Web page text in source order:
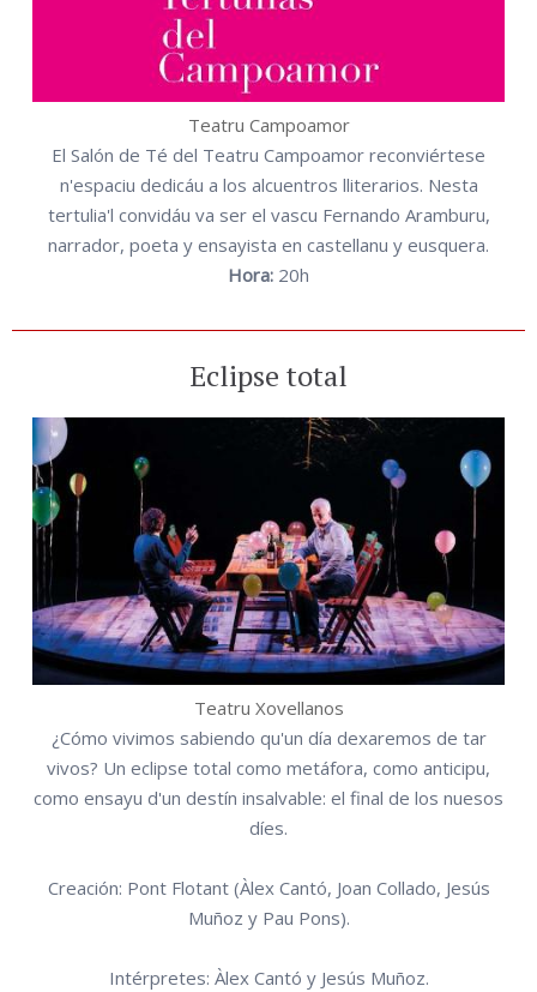
Teatru Campoamor
El Salón de Té del Teatru Campoamor reconviértese
n'espaciu dedicáu a los alcuentros lliterarios. Nesta
tertulia'l convidáu va ser el vascu Fernando Aramburu,
narrador, poeta y ensayista en castellanu y eusquera.
Hora: 20h
Eclipse total
Teatru Xovellanos
¿Cómo vivimos sabiendo qu'un día dexaremos de tar
vivos? Un eclipse total como metáfora, como anticipu,
como ensayu d'un destín insalvable: el final de los nuesos
díes.
Creación: Pont Flotant (Àlex Cantó, Joan Collado, Jesús
Muñoz y Pau Pons).
Intérpretes: Àlex Cantó y Jesús Muñoz.